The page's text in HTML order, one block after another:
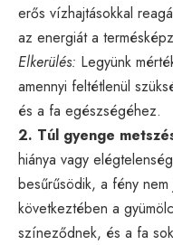
erős vízhajtásokkal
az energiát a
Elkerülés: Legyünk
amennyi feltétlenül
és a fa egészségéhez.
2. Túl gyenge
hiánya vagy
besűrűsödik, a fény
következtében a
színeződnek, és a fa